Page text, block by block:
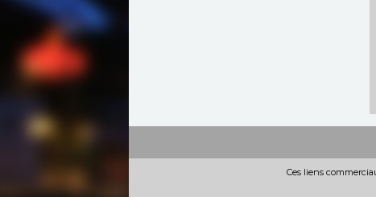
Ces liens